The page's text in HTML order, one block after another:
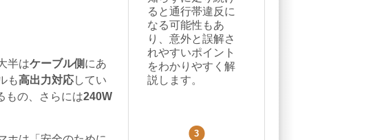
半はケーブル側 にあ
も高出力対応してい
もの、さらには240W
ると通行帯違反に
なる可能性もあ
り、意外と誤解さ
れやすいポイント
をわかりやすく解
説します。